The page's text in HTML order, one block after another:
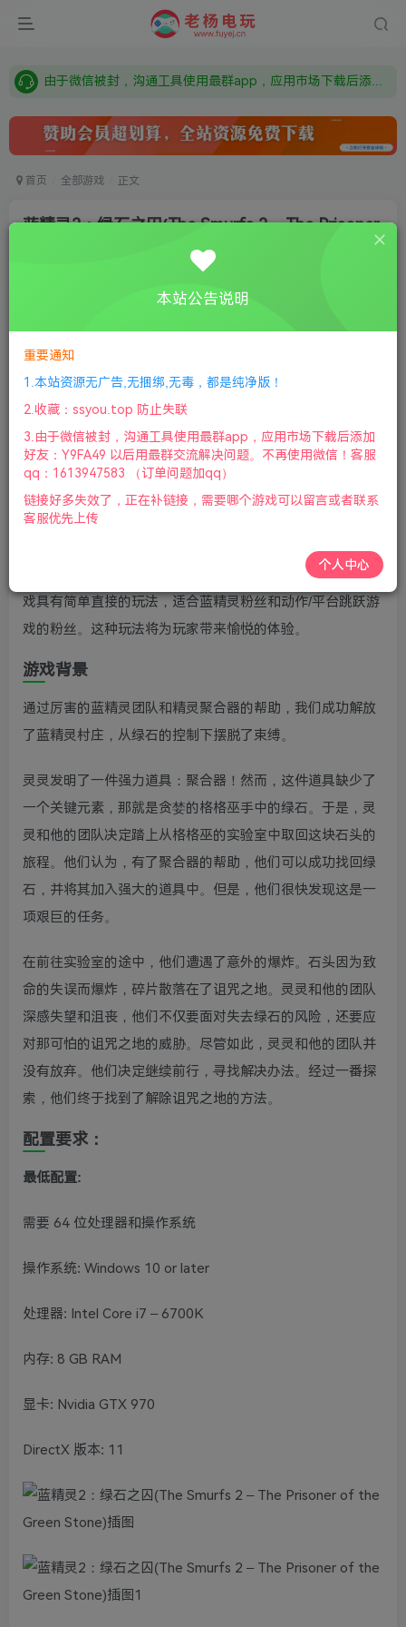
需要什么游戏请联系客服，若链接失效请联系客服，百度网盘边上的激活码也是解压密码
由于微信被封，沟通工具使用最群app，应用市场下载后添加好友：Y9FA49 以后用最群交流解决问题。不再使用微信！
首页 全部游戏 正文
蓝精灵2：绿石之囚(The Smurfs 2 – The Prisoner
①下载安装教程
库下载 ④ DX修复下载
版本：v1.02.06|容量9GB|官方简体中文|2023年11月03号
更新
游戏介绍
蓝精灵2绿石之囚(The Smurfs 2 – The Prisoner of the
Green Stone)是背景设定在一个美丽的世界中，以尊重原著
的新情节为主。老杨电玩网分享蓝精灵2绿石之囚下载，游
戏具有简单直接的玩法，适合蓝精灵粉丝和动作/平台跳跃游
戏的粉丝。这种玩法将为玩家带来愉悦的体验。
游戏背景
通过厉害的蓝精灵团队和精灵聚合器的帮助，我们成功解放
了蓝精灵村庄，从绿石的控制下摆脱了束缚。
灵灵发明了一件强力道具：聚合器！然而，这件道具缺少了
一个关键元素，那就是贪婪的格格巫手中的绿石。于是，灵
灵和他的团队决定踏上从格格巫的实验室中取回这块石头的
旅程。他们认为，有了聚合器的帮助，他们可以成功找回绿
石，并将其加入强大的道具中。但是，他们很快发现这是一
项艰巨的任务。
在前往实验室的途中，他们遭遇了意外的爆炸。石头因为致
命的失误而爆炸，碎片散落在了诅咒之地。灵灵和他的团队
深感失望和沮丧，他们不仅要面对失去绿石的风险，还要应
对那可怕的诅咒之地的威胁。尽管如此，灵灵和他的团队并
没有放弃。他们决定继续前行，寻找解决办法。经过一番探
索，他们终于找到了解除诅咒之地的方法。
配置要求：
最低配置:
需要 64 位处理器和操作系统
操作系统: Windows 10 or later
处理器: Intel Core i7 – 6700K
内存: 8 GB RAM
显卡: Nvidia GTX 970
DirectX 版本: 11
本站公告说明
重要通知
1.本站资源无广告,无捆绑,无毒，都是纯净版！
2.收藏：ssyou.top 防止失联
3.由于微信被封，沟通工具使用最群app，应用市场下载后添加
好友：Y9FA49 以后用最群交流解决问题。不再使用微信！客服
qq：1613947583 （订单问题加qq）
链接好多失效了，正在补链接，需要哪个游戏可以留言或者联系
客服优先上传
个人中心